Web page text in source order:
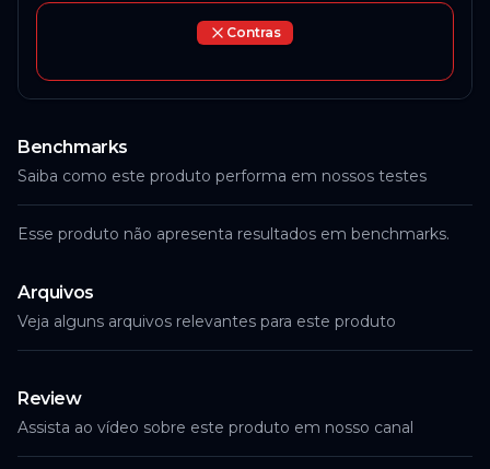
Contras
Benchmarks
Saiba como este produto performa em nossos testes
Esse produto não apresenta resultados em benchmarks.
Arquivos
Veja alguns arquivos relevantes para este produto
Review
Assista ao vídeo sobre este produto em nosso canal